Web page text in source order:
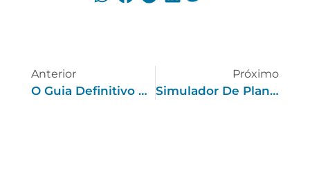
Anterior
O Guia Definitivo Para Começar Na Carreira De Corretor De Planos De Saúde Em 2023
Próximo
Simulador De Plano De Saúde: Cross-Selling Para Corretoras De Seguros Em 2023